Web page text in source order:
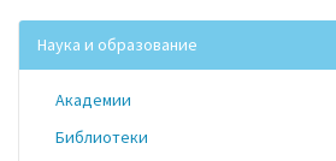
Наука и образование
Академии
Библиотеки